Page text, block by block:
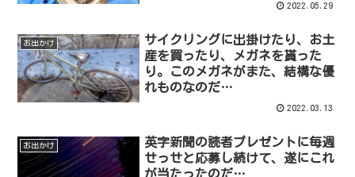
2022.05.29
お出かけ
サイクリングに出掛けたり、お土
産を買ったり、メガネを貰った
り。このメガネがまた、結構な優
れものなのだ…
2022.03.13
お出かけ
英字新聞の読者プレゼントに毎週
せっせと応募し続けて、遂にこれ
が当たったのだ…